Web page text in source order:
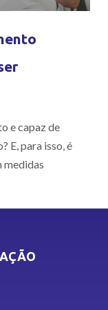
e capaz de
E, para isso, é
medidas